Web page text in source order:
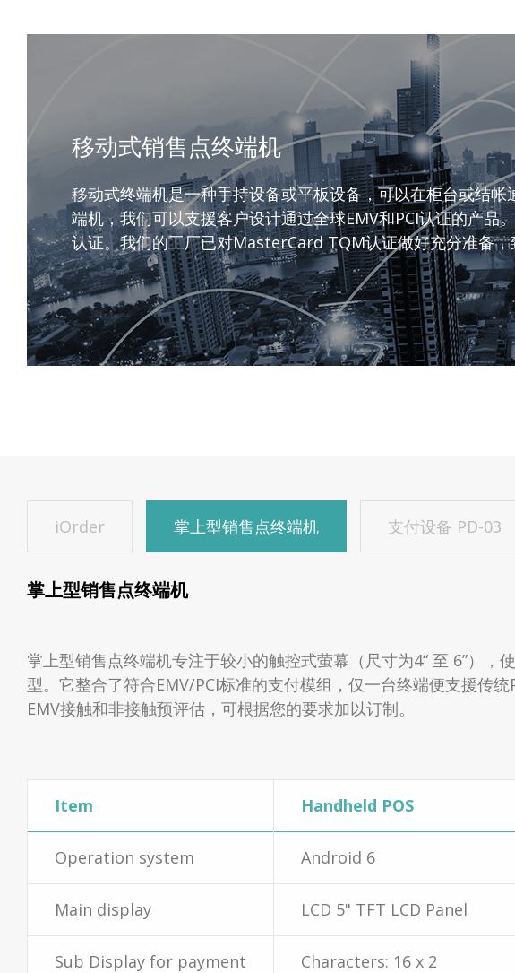
移动式销售点终端机
移动式终端机是一种手持设备或平板设备，可以在柜台或结
端机，我们可以支援客户设计通过全球EMV和PCI认证的产品
认证。我们的工厂已对MasterCard TQM认证做好充分准备
iOrder 掌上型销售点终端机 支付设备 PD-03
掌上型销售点终端机
掌上型销售点终端机专注于较小的触控式萤幕（尺寸为4“ 至 6”）
型。它整合了符合EMV/PCI标准的支付模组，仅一台终端便支援传
EMV接触和非接触预评估，可根据您的要求加以订制。
Item Handheld POS
Operation system Android 6
Main display LCD 5" TFT LCD Panel
Sub Display for payment Characters: 16 x 2